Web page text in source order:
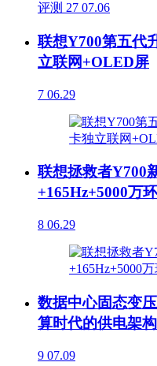
评测 27 07.06
联想Y700第五代
立联网+OLED屏
7 06.29
联想拯救者Y700
+165Hz+5000万
8 06.29
数据中心固态变
算时代的供电架
9 07.09